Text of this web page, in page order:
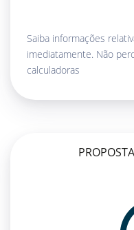
Saiba informações
imediatamente. Não
calculadoras